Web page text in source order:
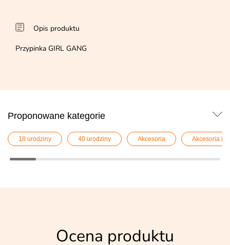
Opis produktu
Przypinka GIRL GANG
Proponowane kategorie
18 urodziny 40 urodziny Akcesoria Akcesoria
Ocena produktu